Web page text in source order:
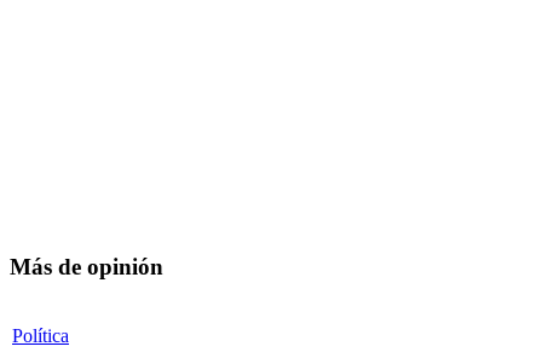
Más de opinión
Política